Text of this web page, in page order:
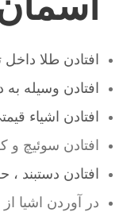
افتادن طلا داخل
افتادن وسیله
افتادن اشیاء
افتادن سوئیچ و
افتادن دستبند
در آوردن اشیا